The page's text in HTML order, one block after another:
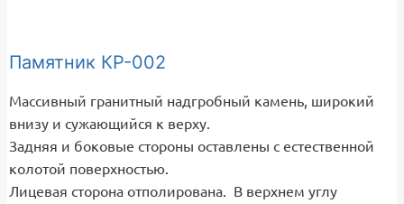
Памятник КР-002
Массивный гранитный надгробный камень, широкий
внизу и сужающийся к верху.
Задняя и боковые стороны оставлены с естественной
колотой поверхностью.
Лицевая сторона отполирована. В верхнем углу